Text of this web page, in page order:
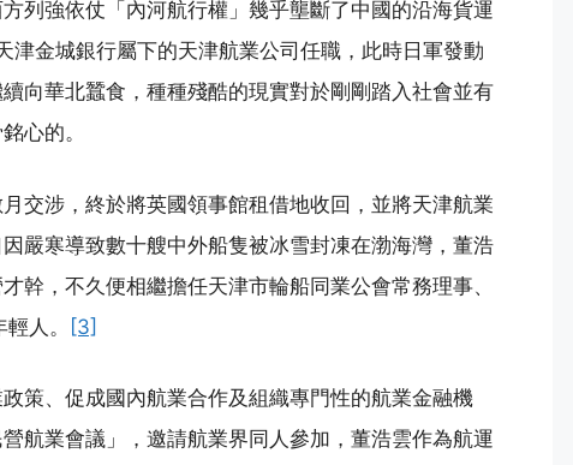
列強依仗「內河航行權」幾乎壟斷了中國的沿海貨運
津金城銀行屬下的天津航業公司任職，此時日軍發動
向華北蠶食，種種殘酷的現實對於剛剛踏入社會並有
心的。
交涉，終於將英國領事館租借地收回，並將天津航業
嚴寒導致數十艘中外船隻被冰雪封凍在渤海灣，董浩
幹，不久便相繼擔任天津市輪船同業公會常務理事、
人。
[3]
策、促成國內航業合作及組織專門性的航業金融機
航業會議」，邀請航業界同人參加，董浩雲作為航運